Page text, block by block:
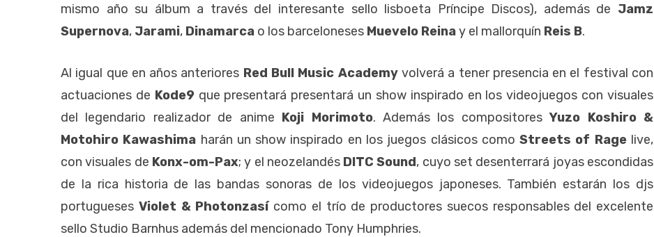
mismo año su álbum a través del interesante sello lisboeta Príncipe Discos), además de Jamz
Supernova, Jarami, Dinamarca o los barceloneses Muevelo Reinay el mallorquín Reis B.
Al igual que en años anteriores Red Bull Music Academyvolverá a tener presencia en el festival con
actuaciones de Kode9 que presentará presentará un show inspirado en los videojuegos con visuales
del legendario realizador de anime Koji Morimoto. Además los compositoresYuzo Koshiro &
Motohiro Kawashima harán un show inspirado en los juegos clásicos comoStreets of Rage live,
con visuales de Konx-om-Pax; y el neozelandés DITC Sound, cuyo set desenterrará joyas escondidas
de la rica historia de las bandas sonoras de los videojuegos japoneses. También estarán los djs
portugueses Violet & Photonzasícomo el trío de productores suecos responsables del excelente
sello Studio Barnhus además del mencionado Tony Humphries.